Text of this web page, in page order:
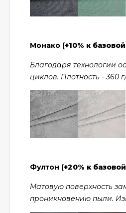
Монако (+10% к
Благодаря технологии
циклов. Плотность - 360
Фултон (+20% к
Матовую поверхность
проникновению пыли.